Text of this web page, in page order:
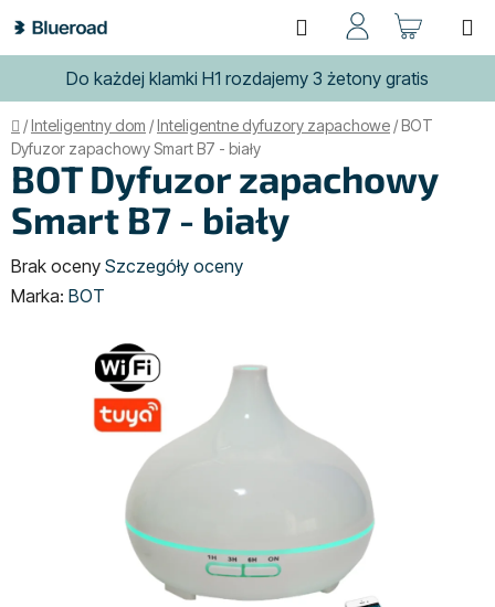
do
treści
Do każdej klamki H1 rozdajemy 3 żetony gratis
Szukaj
Home
/Inteligentny dom /Inteligentne dyfuzory zapachowe /BOT
Dyfuzor zapachowy Smart B7 - biały
BOT Dyfuzor zapachowy
Smart B7 - biały
Średnia
ocena
Brak oceny Szczegóły oceny
Marka: BOT